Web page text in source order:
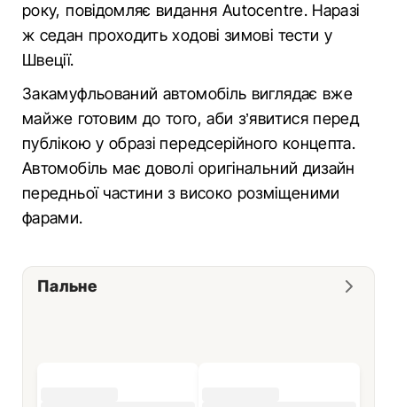
року, повідомляє видання Аutocentre. Наразі
ж седан проходить ходові зимові тести у
Швеції.
Закамуфльований автомобіль виглядає вже
майже готовим до того, аби з’явитися перед
публікою у образі передсерійного концепта.
Автомобіль має доволі оригінальний дизайн
передньої частини з високо розміщеними
фарами.
Пальне